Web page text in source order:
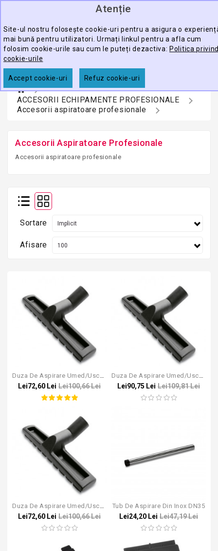
Atenție
Site-ul nostru folosește cookie-uri pentru a asigura o
mai bună pentru utilizatori. Urmați linkul pentru a afla cum
folosim cookie-urile sau cum le puteți dezactiva: Politica
cookie-urile
Accept cookie-uri Refuz cookie-uri
CĂUTARE
ECHIPAMENTE
PROFESIONALE
ACCESORII
PROMOTII
ACCESORII ECHIPAMENTE PROFESIONALE
Accesorii aspiratoare profesionale
Accesorii Aspiratoare Profesionale
Accesorii aspiratoare profesionale
Sortare
Afisare
Duza De Aspirare Umed/uscat Pentru Aspiratoarele Bosch Gas 35/45/55
Lei72,60 Lei Lei100,66 Lei
Duza De Aspirare Umed/uscat Pentru Aspiratoarele Karcher NT
Lei90,75 Lei Lei109,81 Lei
Duza De Aspirare Umed/uscat Pentru Aspiratoarele Karcher WD / NT
Lei72,60 Lei Lei100,66 Lei
Tub De Aspirare Din Inox DN35
Lei24,20 Lei Lei47,19 Lei